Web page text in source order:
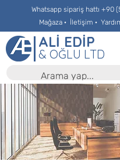
ALİ EDİP
& OĞLU LTD
Whatsapp sipariş hattı +90
Mağaza · İletişim ·